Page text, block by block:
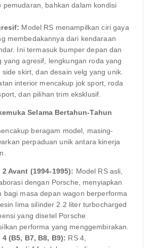
pemudaran, bahkan dalam kondisi
Model RS menampilkan ciri gaya
membedakannya dari kendaraan
Ini termasuk bumper depan dan
yang agresif, lengkungan roda yang
side skirt, dan desain velg yang unik.
interior mencakup jok sport, roda
dan pilihan trim eksklusif.
Selama Bertahun-Tahun
beragam model, masing-
perpaduan unik antara kinerja
2 Avant (1994-1995): Model RS asli,
dengan Porsche, menyiapkan
bagi masa depan wagon berperforma
lima silinder 2.2 liter turbocharged
yang disetel Porsche
performa yang menggembirakan.
4 (B5, B7, B8, B9): RS 4,